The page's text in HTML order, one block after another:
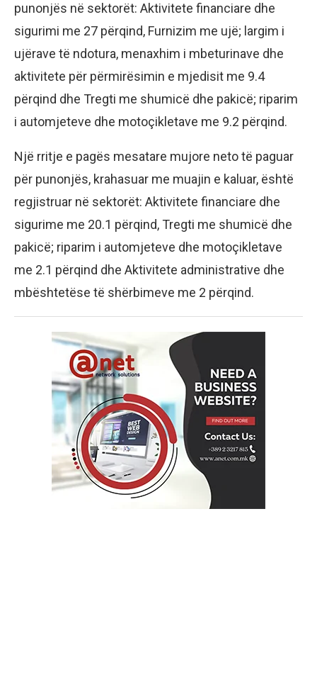
punonjës në sektorët: Aktivitete financiare dhe
sigurimi me 27 përqind, Furnizim me ujë; largim i
ujërave të ndotura, menaxhim i mbeturinave dhe
aktivitete për përmirësimin e mjedisit me 9.4
përqind dhe Tregti me shumicë dhe pakicë; riparim
i automjeteve dhe motoçikletave me 9.2 përqind.
Një rritje e pagës mesatare mujore neto të paguar
për punonjës, krahasuar me muajin e kaluar, është
regjistruar në sektorët: Aktivitete financiare dhe
sigurime me 20.1 përqind, Tregti me shumicë dhe
pakicë; riparim i automjeteve dhe motoçikletave
me 2.1 përqind dhe Aktivitete administrative dhe
mbështetëse të shërbimeve me 2 përqind.